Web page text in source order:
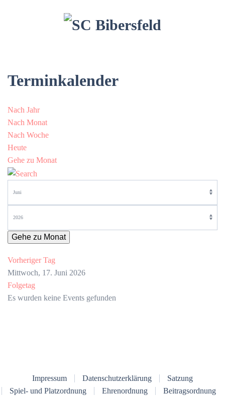
Terminkalender
Nach Jahr
Nach Monat
Nach Woche
Heute
Gehe zu Monat
Gehe zu Monat
Vorheriger Tag
Mittwoch, 17. Juni 2026
Folgetag
Es wurden keine Events gefunden
Impressum Datenschutzerklärung
Satzung
Spiel- und Platzordnung
Ehrenordnung Beitragsordnung